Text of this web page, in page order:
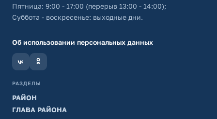
Пятница: 9:00 - 17:00 (перерыв 13:00 - 14:00);
Суббота - воскресенье: выходные дни.
Об использовании персональных данных
РАЗДЕЛЫ
РАЙОН
ГЛАВА РАЙОНА